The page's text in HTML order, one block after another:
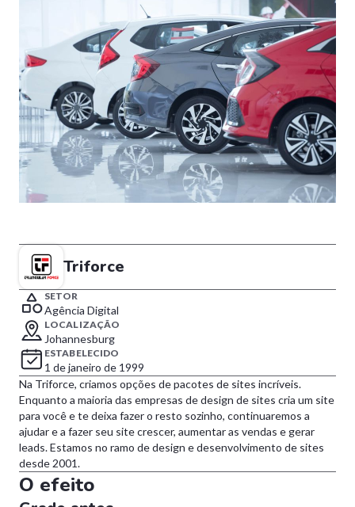
Triforce
SETOR
Agência Digital
LOCALIZAÇÃO
Johannesburg
ESTABELECIDO
1 de janeiro de 1999
Na Triforce, criamos opções de pacotes de sites incríveis.
Enquanto a maioria das empresas de design de sites cria um site
para você e te deixa fazer o resto sozinho, continuaremos a
ajudar e a fazer seu site crescer, aumentar as vendas e gerar
leads. Estamos no ramo de design e desenvolvimento de sites
desde 2001.
O efeito